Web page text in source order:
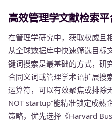
高效管理学文献检索
在管理学研究中，获取权威且
从全球数据库中快速筛选目标
键词搜索是最基础的方式，研
合同义词或管理学术语扩展搜
运算符，可以有效聚焦或排
NOT startup”能精准锁定成熟
策略，优先选择《Harvard